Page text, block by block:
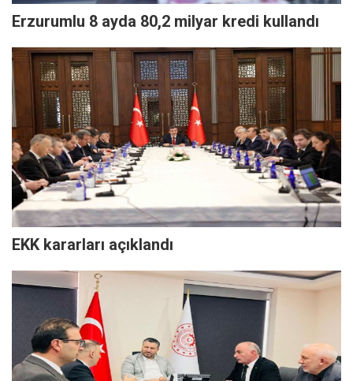
Erzurumlu 8 ayda 80,2 milyar kredi kullandı
EKK kararları açıklandı